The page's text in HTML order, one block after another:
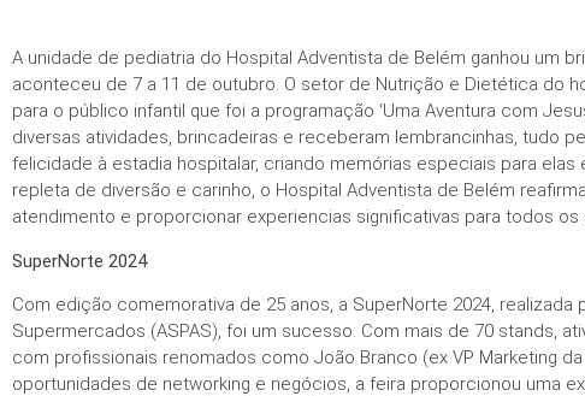
A unidade de pediatria do Hospital Adventista de Belém ganhou um
aconteceu de 7 a 11 de outubro. O setor de Nutrição e Dietética do
para o público infantil que foi a programação ‘Uma Aventura com
diversas atividades, brincadeiras e receberam lembrancinhas, tudo
felicidade à estadia hospitalar, criando memórias especiais para elas
repleta de diversão e carinho, o Hospital Adventista de Belém
atendimento e proporcionar experiencias significativas para todos
SuperNorte 2024
Com edição comemorativa de 25 anos, a SuperNorte 2024, realizada
Supermercados (ASPAS), foi um sucesso. Com mais de 70 stands,
com profissionais renomados como João Branco (ex VP Marketing
oportunidades de networking e negócios, a feira proporcionou uma